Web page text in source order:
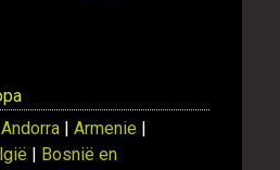
Andorra | Armenie |
| Bosnië en